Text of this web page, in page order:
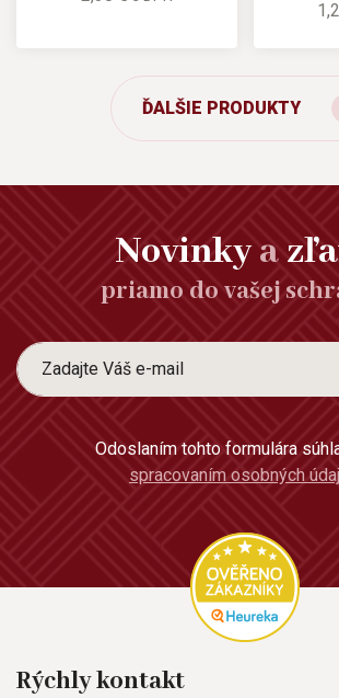
ĎALŠIE PRODUKTY
Novinkya
priamo do vašej
Odoslaním tohto formulára
spracovaním osobných
Rýchly kontakt